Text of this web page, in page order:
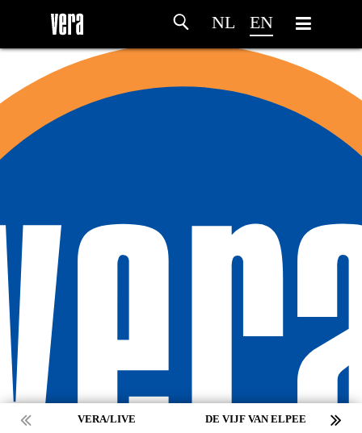
NL EN
VERA/LIVE DE VIJF VAN ELPEE